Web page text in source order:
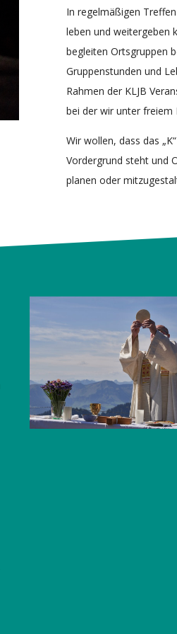
In regelmäßigen
leben und weitergeben
begleiten Ortsgruppen
Gruppenstunden und
Rahmen der KLJB
bei der wir unter
Wir wollen, dass das
Vordergrund steht und
planen oder